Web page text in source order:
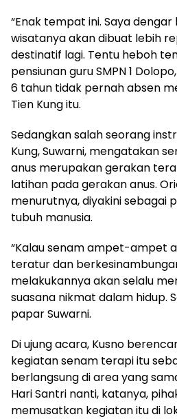
“Enak tempat ini. Saya
wisatanya akan dibuat lebih
destinatif lagi. Tentu heboh
pensiunan guru SMPN 1
6 tahun tidak pernah absen
Tien Kung itu.
Sedangkan salah seorang
Kung, Suwarni, mengatakan
anus merupakan gerakan
latihan pada gerakan anus.
menurutnya, diyakini sebagai
tubuh manusia.
“Kalau senam ampet-ampet
teratur dan
melakukannya akan selalu
suasana nikmat dalam hidup.
papar Suwarni.
Di ujung acara, Kusno
kegiatan senam terapi itu
berlangsung di area yang
Hari Santri nanti, katanya,
memusatkan kegiatan itu di